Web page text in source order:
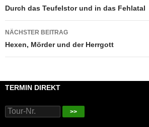
Durch das Teufelstor und in das Fehlatal
NÄCHSTER BEITRAG
Hexen, Mörder und der Herrgott
TERMIN DIREKT
>>